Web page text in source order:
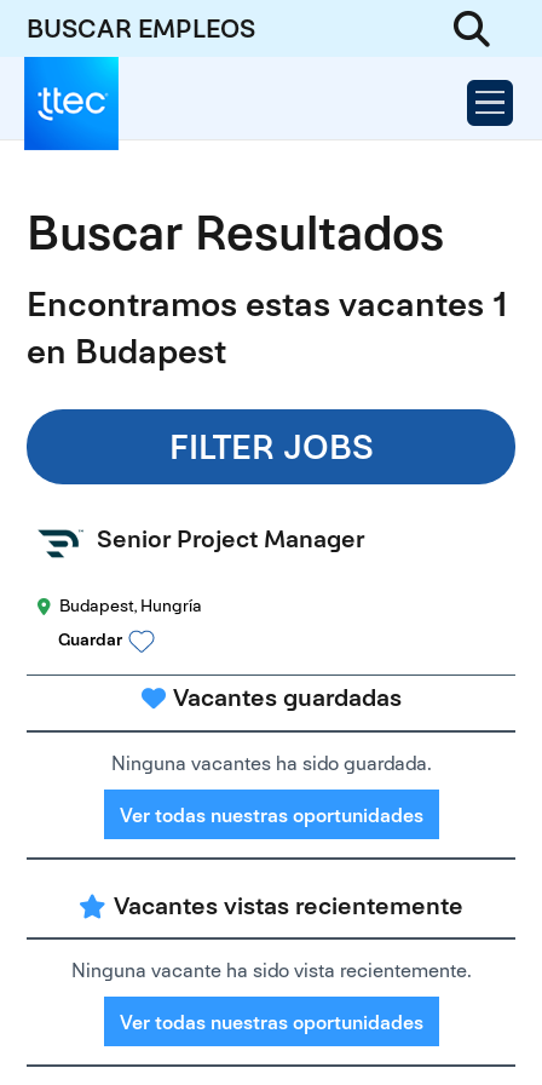
BUSCAR EMPLEOS
Buscar Resultados
Encontramos estas vacantes 1
en Budapest
FILTER JOBS
Senior Project Manager
Budapest, Hungría
Guardar
Vacantes guardadas
Ninguna vacantes ha sido guardada.
Ver todas nuestras oportunidades
Vacantes vistas recientemente
Ninguna vacante ha sido vista recientemente.
Ver todas nuestras oportunidades